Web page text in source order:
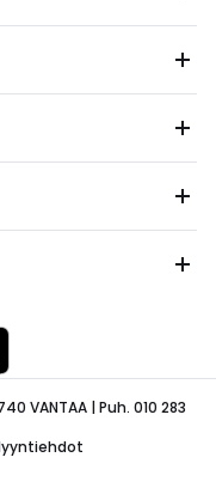
VANTAA | Puh. 010 283